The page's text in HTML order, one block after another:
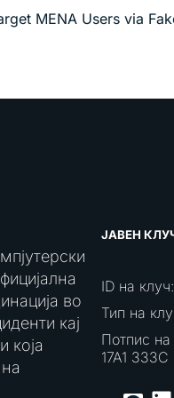
MENA Users via
во
кај
која
ЈАВЕН
ID на
Тип на
Потпис на
17A1